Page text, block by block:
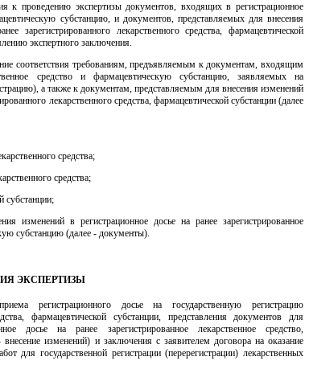
к проведению экспертизы документов, входящих в регистрационное
субстанцию, и документов, представляемых для внесения
зарегистрированного лекарственного средства, фармацевтической
экспертного заключения.
соответствия требованиям, предъявляемым к документам, входящим
средство и фармацевтическую субстанцию, заявляемых на
а также к документам, представляемым для внесения изменений
лекарственного средства, фармацевтической субстанции (далее
средства;
средства;
субстанции;
изменений в регистрационное досье на ранее зарегистрированное
субстанцию (далее - документы).
ЭКСПЕРТИЗЫ
регистрационного досье на государственную регистрацию
фармацевтической субстанции, представления документов для
досье на ранее зарегистрированное лекарственное средство,
изменений) и заключения с заявителем договора на оказание
для государственной регистрации (перерегистрации) лекарственных